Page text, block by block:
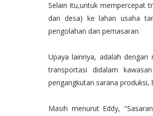
Selain itu,untuk mempercepat
dan desa) ke lahan usaha
pengolahan dan pemasaran.
Upaya lainnya, adalah
transportasi didalam
pengangkutan sarana
Masih menurut Eddy,